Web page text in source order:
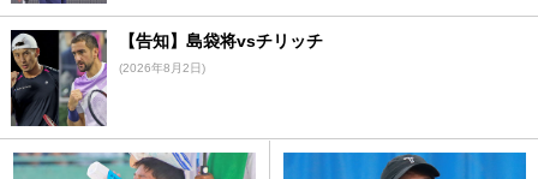
【告知】島袋将vsチリッチ
(2026年8月2日)